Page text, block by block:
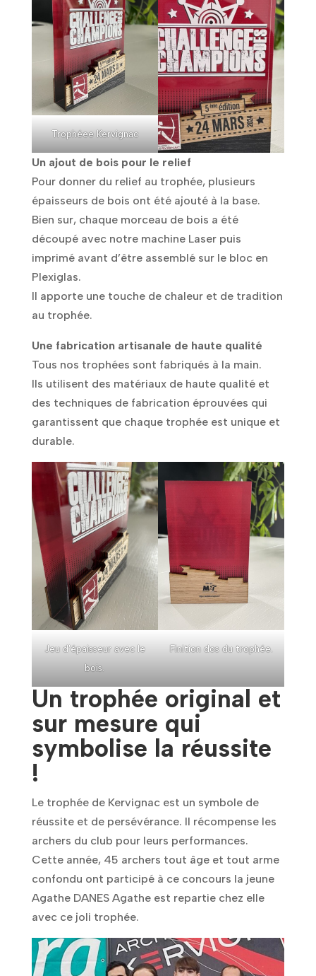
Trophéee Kervignac
Un ajout de bois pour le relief
Pour donner du relief au trophée, plusieurs
épaisseurs de bois ont été ajouté à la base.
Bien sur, chaque morceau de bois a été
découpé avec notre machine Laser puis
imprimé avant d’être assemblé sur le bloc en
Plexiglas.
Il apporte une touche de chaleur et de tradition
au trophée.
Une fabrication artisanale de haute qualité
Tous nos trophées sont fabriqués à la main.
Ils utilisent des matériaux de haute qualité et
des techniques de fabrication éprouvées qui
garantissent que chaque trophée est unique et
durable.
Jeu d'épaisseur avec le
bois.
Finition dos du trophée.
Un trophée original et
sur mesure qui
symbolise la réussite
!
Le trophée de Kervignac est un symbole de
réussite et de persévérance. Il récompense les
archers du club pour leurs performances.
Cette année, 45 archers tout âge et tout arme
confondu ont participé à ce concours la jeune
Agathe DANES Agathe est repartie chez elle
avec ce joli trophée.